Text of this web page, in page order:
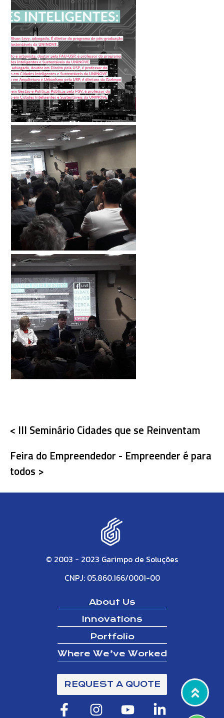
< III Seminário Cidades que se Reinventam
Feira do Empreendedor - Empreender é para
todos >
© 2003 - 2023 Garimpo de Soluções
CNPJ: 05.860.166/0001-00
About Us
Innovations
Portfolio
Where We’ve Worked
REQUEST A QUOTE